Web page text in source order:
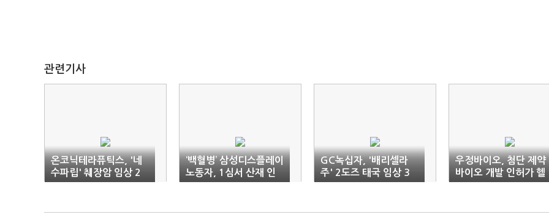
관련기사
온코닉테라퓨틱스, '네
수파립' 췌장암 임상 2
상 신청
‘백혈병’ 삼성디스플레이
노동자, 1심서 산재 인
정
GC녹십자, '배리셀라
주' 2도즈 태국 임상 3
상 신청
우정바이오, 첨단 제약
바이오 개발 인허가 헬
퍼로 나선다